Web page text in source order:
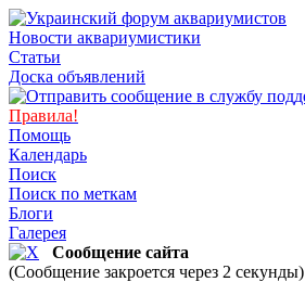
Новости аквариумистики
Статьи
Доска объявлений
Правила!
Помощь
Календарь
Поиск
Поиск по меткам
Блоги
Галерея
Сообщение сайта
(Сообщение закроется через 2 секунды)